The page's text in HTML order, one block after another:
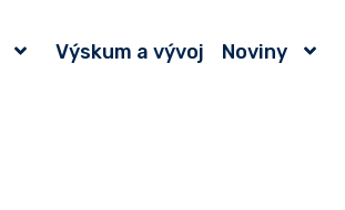
Výskum a vývoj Noviny